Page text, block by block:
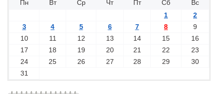
Пн Вт Ср Чт Пт Сб
Вс
1
2
3
4 5 6 7 8
9
10
11 12 13 14 15
16
17
18 19 20 21 22
23
24
25 26 27 28 29
30
31